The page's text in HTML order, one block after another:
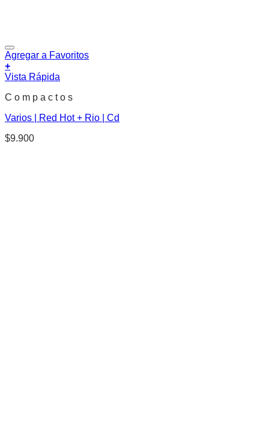
Agregar a Favoritos
+
Vista Rápida
C o m p a c t o s
Varios | Red Hot + Rio | Cd
$9.900